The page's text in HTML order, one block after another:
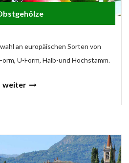
an europäischen Sorten von
U-Form, Halb-und Hochstamm.
weiter